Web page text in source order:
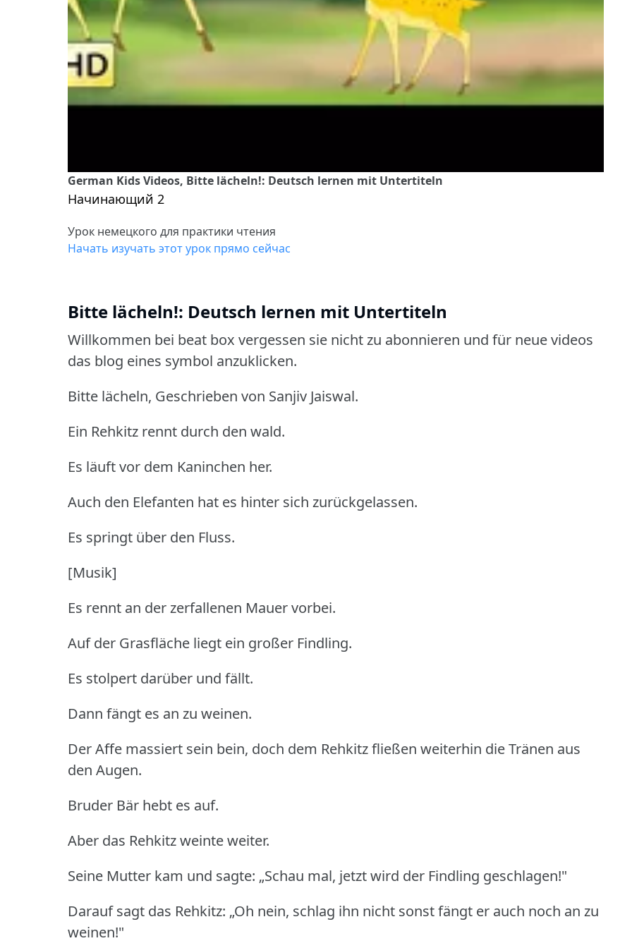
German Kids Videos, Bitte lächeln!: Deutsch lernen mit Untertiteln
Начинающий 2
Урок немецкого для практики чтения
Начать изучать этот урок прямо сейчас
Bitte lächeln!: Deutsch lernen mit Untertiteln
Willkommen bei beat box vergessen sie nicht zu abonnieren und für neue videos
das blog eines symbol anzuklicken.
Bitte lächeln, Geschrieben von Sanjiv Jaiswal.
Ein Rehkitz rennt durch den wald.
Es läuft vor dem Kaninchen her.
Auch den Elefanten hat es hinter sich zurückgelassen.
Es springt über den Fluss.
[Musik]
Es rennt an der zerfallenen Mauer vorbei.
Auf der Grasfläche liegt ein großer Findling.
Es stolpert darüber und fällt.
Dann fängt es an zu weinen.
Der Affe massiert sein bein, doch dem Rehkitz fließen weiterhin die Tränen aus
den Augen.
Bruder Bär hebt es auf.
Aber das Rehkitz weinte weiter.
Seine Mutter kam und sagte: „Schau mal, jetzt wird der Findling geschlagen!"
Darauf sagt das Rehkitz: „Oh nein, schlag ihn nicht sonst fängt er auch noch an zu
weinen!"